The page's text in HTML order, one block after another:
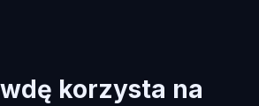
korzysta na